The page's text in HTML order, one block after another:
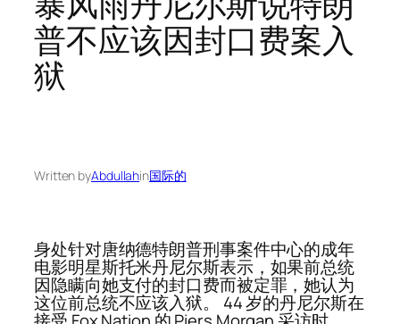
普不应该因封口费案入
狱
Written byAbdullahin国际的
身处针对唐纳德特朗普刑事案件中心的成年
电影明星斯托米丹尼尔斯表示，如果前总统
因隐瞒向她支付的封口费而被定罪，她认为
这位前总统不应该入狱。 44 岁的丹尼尔斯在